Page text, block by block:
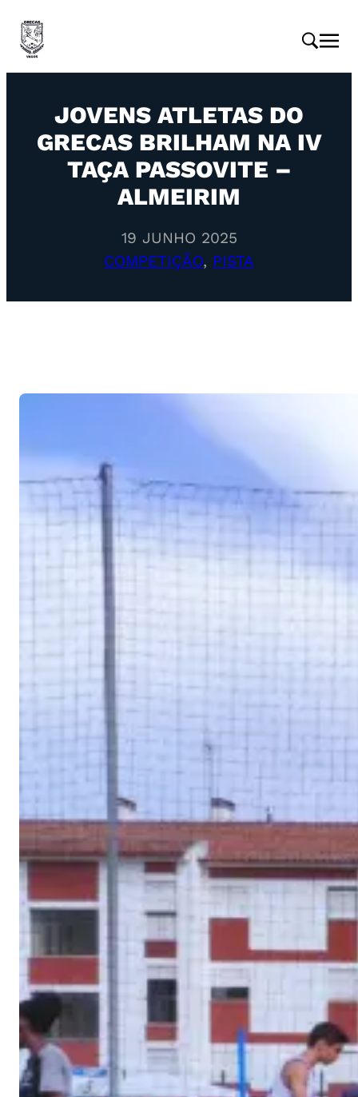
JOVENS ATLETAS DO
GRECAS BRILHAM NA IV
TAÇA PASSOVITE –
ALMEIRIM
19 JUNHO 2025
COMPETIÇÃO, PISTA